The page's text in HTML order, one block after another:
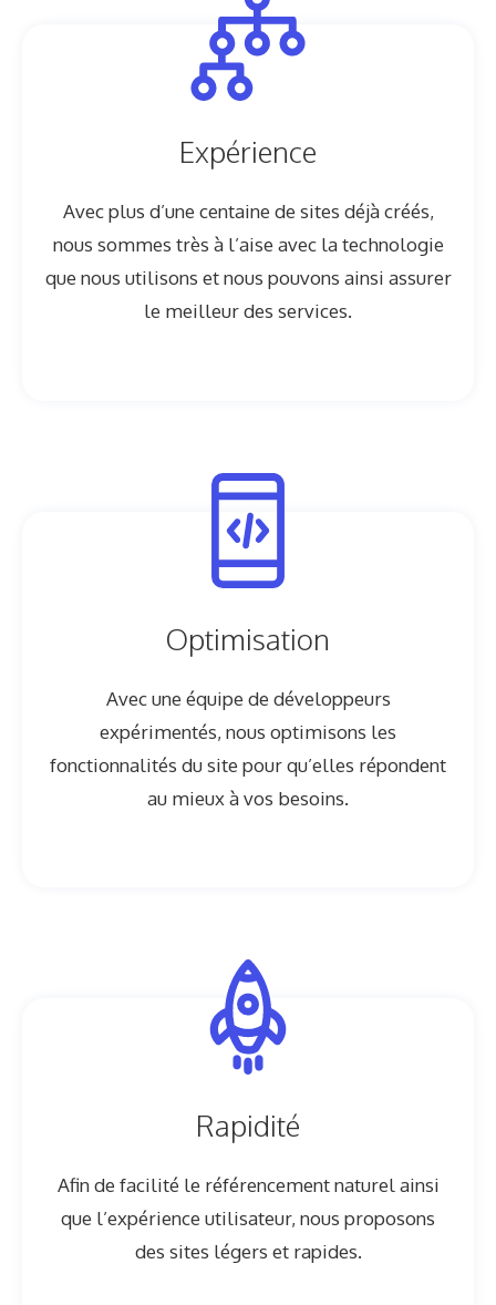
Expérience
Avec plus d’une centaine de sites déjà créés,
nous sommes très à l’aise avec la technologie
que nous utilisons et nous pouvons ainsi assurer
le meilleur des services.
Optimisation
Avec une équipe de développeurs
expérimentés, nous optimisons les
fonctionnalités du site pour qu’elles répondent
au mieux à vos besoins.
Rapidité
Afin de facilité le référencement naturel ainsi
que l’expérience utilisateur, nous proposons
des sites légers et rapides.